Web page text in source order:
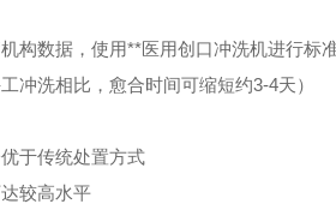
构数据，使用**医用创口冲洗机进行标
冲洗相比，愈合时间可缩短约3-4天）
于传统处置方式
较高水平